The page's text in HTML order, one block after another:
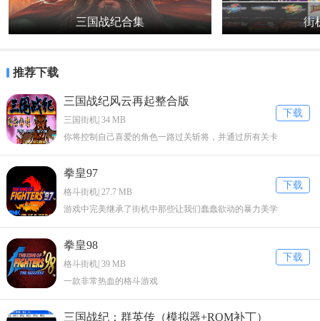
3、在受伤的情况下也是只扣血不扣命的，可以一次性尝试通关。
三国战纪合集 街
推荐下载
下载
三国战纪风云再起整合版
三国街机| 34 MB
你将控制自己喜爱的角色一路过关斩将，并通过所有关卡
下载
拳皇97
格斗街机| 27.7 MB
游戏中完美继承了街机中那些让我们蠢蠢欲动的暴力美学
下载
拳皇98
格斗街机| 39 MB
一款非常热血的格斗游戏
三国战纪：群英传（模拟器+ROM补丁）